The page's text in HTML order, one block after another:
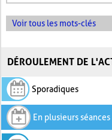
Voir tous les mots-clés
DÉROULEMENT DE
Sporadiques
En plusieurs séances